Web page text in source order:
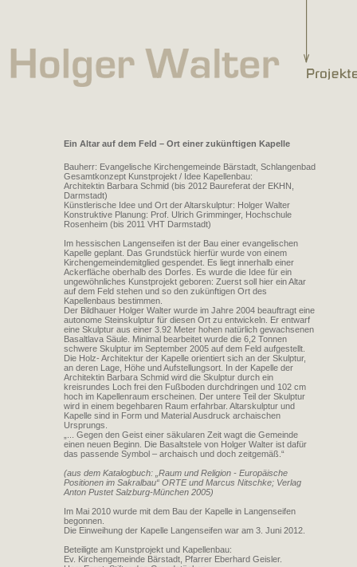
Ein Altar auf dem Feld – Ort einer zukünftigen Kapelle
Bauherr: Evangelische Kirchengemeinde Bärstadt, Schlangenbad
Gesamtkonzept Kunstprojekt / Idee Kapellenbau:
Architektin Barbara Schmid (bis 2012 Baureferat der EKHN,
Darmstadt)
Künstlerische Idee und Ort der Altarskulptur: Holger Walter
Konstruktive Planung: Prof. Ulrich Grimminger, Hochschule
Rosenheim (bis 2011 VHT Darmstadt)
Im hessischen Langenseifen ist der Bau einer evangelischen
Kapelle geplant. Das Grundstück hierfür wurde von einem
Kirchengemeindemitglied gespendet. Es liegt innerhalb einer
Ackerfläche oberhalb des Dorfes. Es wurde die Idee für ein
ungewöhnliches Kunstprojekt geboren: Zuerst soll hier ein Altar
auf dem Feld stehen und so den zukünftigen Ort des
Kapellenbaus bestimmen.
Der Bildhauer Holger Walter wurde im Jahre 2004 beauftragt eine
autonome Steinskulptur für diesen Ort zu entwickeln. Er entwarf
eine Skulptur aus einer 3.92 Meter hohen natürlich gewachsenen
Basaltlava Säule. Minimal bearbeitet wurde die 6,2 Tonnen
schwere Skulptur im September 2005 auf dem Feld aufgestellt.
Die Holz- Architektur der Kapelle orientiert sich an der Skulptur,
an deren Lage, Höhe und Aufstellungsort. In der Kapelle der
Architektin Barbara Schmid wird die Skulptur durch ein
kreisrundes Loch frei den Fußboden durchdringen und 102 cm
hoch im Kapellenraum erscheinen. Der untere Teil der Skulptur
wird in einem begehbaren Raum erfahrbar. Altarskulptur und
Kapelle sind in Form und Material Ausdruck archaischen
Ursprungs.
„... Gegen den Geist einer säkularen Zeit wagt die Gemeinde
einen neuen Beginn. Die Basaltstele von Holger Walter ist dafür
das passende Symbol – archaisch und doch zeitgemäß.“
(aus dem Katalogbuch: „Raum und Religion - Europäische
Positionen im Sakralbau“ ORTE und Marcus Nitschke; Verlag
Anton Pustet Salzburg-München 2005)
Im Mai 2010 wurde mit dem Bau der Kapelle in Langenseifen
begonnen.
Die Einweihung der Kapelle Langenseifen war am 3. Juni 2012.
Beteiligte am Kunstprojekt und Kapellenbau:
Ev. Kirchengemeinde Bärstadt, Pfarrer Eberhard Geisler.